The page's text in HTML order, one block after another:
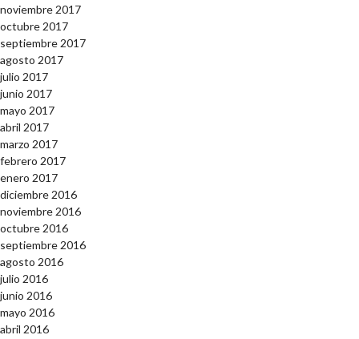
noviembre 2017
octubre 2017
septiembre 2017
agosto 2017
julio 2017
junio 2017
mayo 2017
abril 2017
marzo 2017
febrero 2017
enero 2017
diciembre 2016
noviembre 2016
octubre 2016
septiembre 2016
agosto 2016
julio 2016
junio 2016
mayo 2016
abril 2016